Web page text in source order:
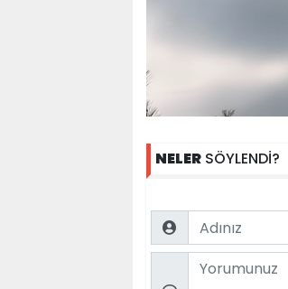
NELER SÖYLENDİ?
Name
Comment